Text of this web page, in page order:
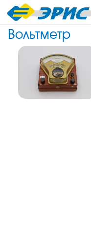
Вольтметр